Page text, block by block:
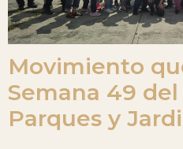
Movimiento
Semana 49
Parques y